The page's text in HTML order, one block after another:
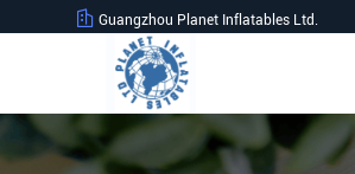
Guangzhou Planet Inflatables Ltd.